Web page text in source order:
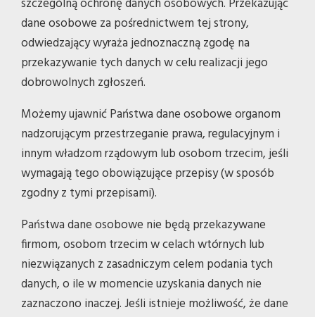
szczególną ochronę danych osobowych. Przekazując
dane osobowe za pośrednictwem tej strony,
odwiedzający wyraża jednoznaczną zgodę na
przekazywanie tych danych w celu realizacji jego
dobrowolnych zgłoszeń.
Możemy ujawnić Państwa dane osobowe organom
nadzorującym przestrzeganie prawa, regulacyjnym i
innym władzom rządowym lub osobom trzecim, jeśli
wymagają tego obowiązujące przepisy (w sposób
zgodny z tymi przepisami).
Państwa dane osobowe nie będą przekazywane
firmom, osobom trzecim w celach wtórnych lub
niezwiązanych z zasadniczym celem podania tych
danych, o ile w momencie uzyskania danych nie
zaznaczono inaczej. Jeśli istnieje możliwość, że dane